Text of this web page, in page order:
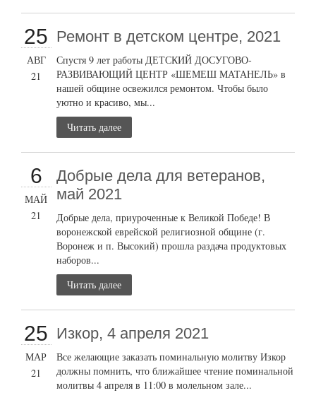
25
АВГ
21
Ремонт в детском центре, 2021
Спустя 9 лет работы ДЕТСКИЙ ДОСУГОВО-
РАЗВИВАЮЩИЙ ЦЕНТР «ШЕМЕШ МАТАНЕЛЬ» в
нашей общине освежился ремонтом. Чтобы было
уютно и красиво, мы...
Читать далее
6
МАЙ
21
Добрые дела для ветеранов,
май 2021
Добрые дела, приуроченные к Великой Победе! В
воронежской еврейской религиозной общине (г.
Воронеж и п. Высокий) прошла раздача продуктовых
наборов...
Читать далее
25
МАР
21
Изкор, 4 апреля 2021
Все желающие заказать поминальную молитву Изкор
должны помнить, что ближайшее чтение поминальной
молитвы 4 апреля в 11:00 в молельном зале...